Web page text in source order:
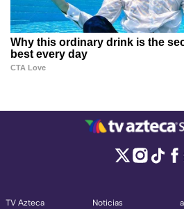
TV Azteca
Noticias